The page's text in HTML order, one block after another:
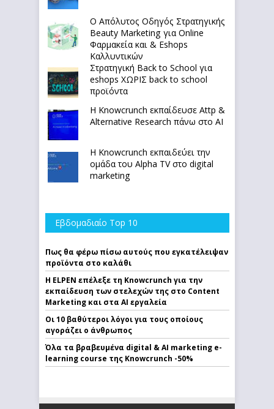
Ο Απόλυτoς Οδηγός Στρατηγικής
Beauty Marketing για Online
Φαρμακεία και & Eshops
Καλλυντικών
Στρατηγική Back to School για
eshops ΧΩΡΙΣ back to school
προϊόντα
Η Knowcrunch εκπαίδευσε Attp &
Alternative Research πάνω στο ΑΙ
Η Knowcrunch εκπαιδεύει την
ομάδα του Alpha TV στο digital
marketing
Εβδομαδιαίο Top 10
Πως θα φέρω πίσω αυτούς που εγκατέλειψαν
προϊόντα στο καλάθι
Η ELPEN επέλεξε τη Knowcrunch για την
εκπαίδευση των στελεχών της στο Content
Marketing και στα AI εργαλεία
Οι 10 βαθύτεροι λόγοι για τους οποίους
αγοράζει ο άνθρωπος
Όλα τα βραβευμένα digital & AI marketing e-
learning course της Knowcrunch -50%